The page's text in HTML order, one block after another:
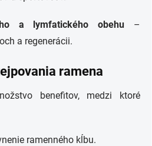
a lymfatického obehu –
a regenerácii.
ramena
benefitov, medzi ktoré
ramenného kĺbu.